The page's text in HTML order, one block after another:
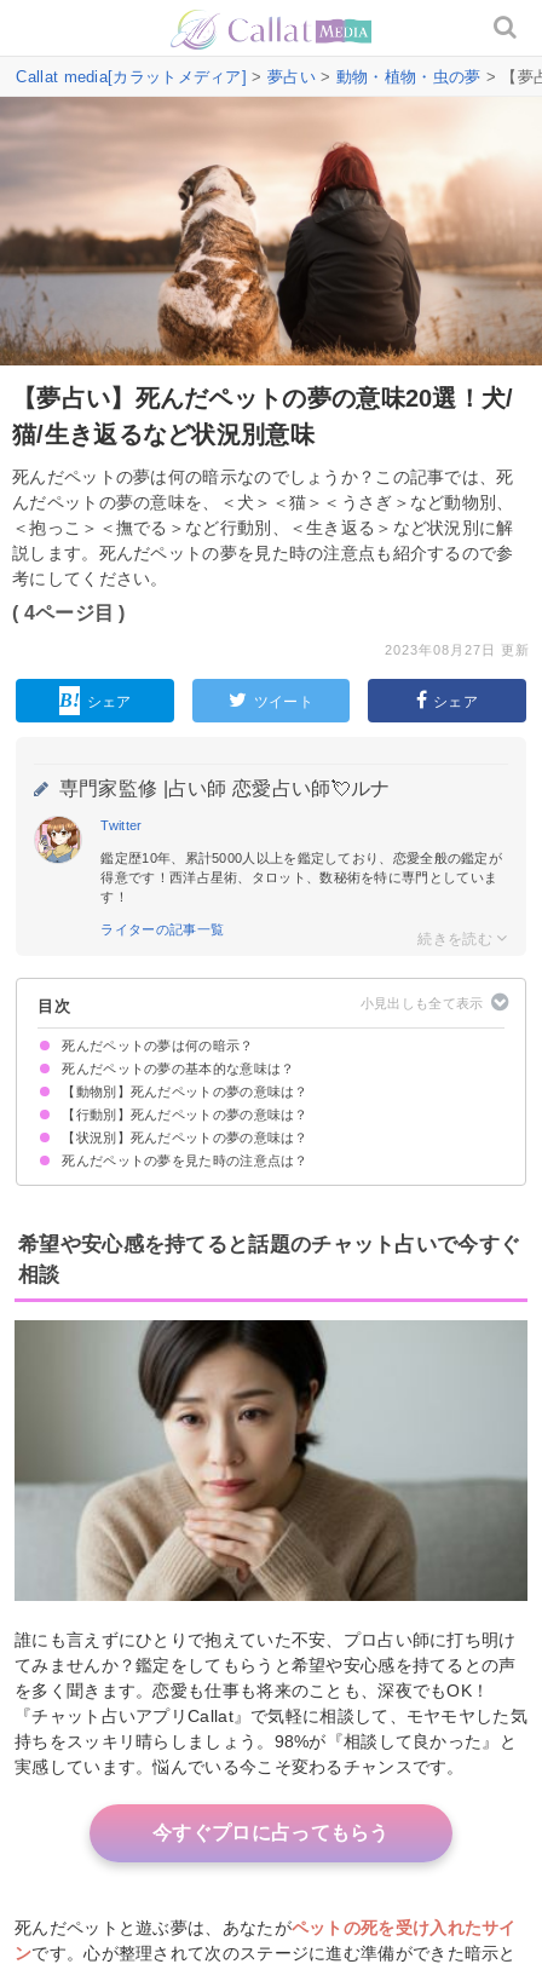
Callat media[カラットメディア] > 夢占い> 動物・植物・虫の夢 > 【夢
【夢占い】死んだペットの夢の意味20選！犬/
猫/生き返るなど状況別意味
死んだペットの夢は何の暗示なのでしょうか？この記事では、死
んだペットの夢の意味を、＜犬＞＜猫＞＜うさぎ＞など動物別、
＜抱っこ＞＜撫でる＞など行動別、＜生き返る＞など状況別に解
説します。死んだペットの夢を見た時の注意点も紹介するので参
考にしてください。
( 4ページ目 )
2023年08月27日 更新
シェア ツイート シェア
専門家監修 | 占い師 恋愛占い師💘ルナ
Twitter
鑑定歴10年、累計5000人以上を鑑定しており、恋愛全般の鑑定が
得意です！西洋占星術、タロット、数秘術を特に専門としていま
す！
ライターの記事一覧
目次
死んだペットの夢は何の暗示？
死んだペットの夢の基本的な意味は？
①運気の上昇を暗示
②亡くなったペットへの愛情
③愛され願望の暗示
状況によって意味が決まる
【動物別】死んだペットの夢の意味は？
死んだ犬の夢【警告夢】
死んだ猫の夢【吉夢】
死んだうさぎの夢【吉夢】
死んだ鳥の夢【吉夢】
死んだハムスターの夢【警告夢】
死んだ爬虫類の夢【吉夢】
【行動別】死んだペットの夢の意味は？
死んだペットを抱っこする夢【警告夢】
死んだペットを撫でる夢【吉夢】
死んだペットと遊ぶ夢【吉夢】
死んだペットに餌を与える夢【吉夢】
死んだペットと散歩する夢【吉夢】
死んだペットに舐められる夢【警告夢】
死んだペットを探す夢【警告夢】
【状況別】死んだペットの夢の意味は？
死んだペットが生き返る夢【吉夢】
亡くなったペットが夢でも亡くなる夢【警告夢】
死んだペットが寝ている夢【警告夢】
死んだペットがリアルな夢【警告夢】
死んだペットが怪我をしている夢【警告夢】
死んだペットが逃げる夢【吉夢】
死んだペットが一瞬だけ現れる夢【吉夢】
死んだペットの夢を見た時の注意点は？
吉夢なら話さない
警告夢や凶夢なら内容を人に話す
希望や安心感を持てると話題のチャット占いで今すぐ
相談
誰にも言えずにひとりで抱えていた不安、プロ占い師に打ち明け
てみませんか？鑑定をしてもらうと希望や安心感を持てるとの声
を多く聞きます。恋愛も仕事も将来のことも、深夜でもOK！
『チャット占いアプリCallat』で気軽に相談して、モヤモヤした気
持ちをスッキリ晴らしましょう。98%が『相談して良かった』と
実感しています。悩んでいる今こそ変わるチャンスです。
今すぐプロに占ってもらう
死んだペットと遊ぶ夢は、あなたがペットの死を受け入れたサイ
ンです。心が整理されて次のステージに進む準備ができた暗示と